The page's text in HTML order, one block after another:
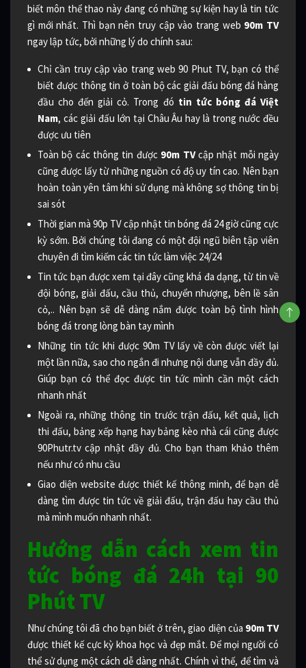
biết môn thể thao này đang có những sự kiện hay là tin tức
gì mới nhất. Thì bạn nên truy cập vào trang web 90m TV
ngay lập tức, bởi những lý do chính sau:
Chỉ cần truy cập vào trang web 90 Phut TV, bạn có thể
biết được thông tin ở toàn bộ các giải đấu bóng đá hàng
đầu cho đến giải cỏ. Trong đó tin tức bóng đá Việt
Nam, các giải đấu lớn tại Châu Âu hay là trong nước đều
được ưu tiên
Toàn bộ các thông tin được 90m TVcập nhật mỗi ngày
cũng được lấy từ những nguồn có độ uy tín cao. Nên bạn
hoàn toàn yên tâm khi sử dụng mà không sợ thông tin bị
sai sót
Thời gian mà 90p TV cập nhật tin bóng đá 24 giờ cũng cực
kỳ sớm. Bởi chúng tôi đang có một đội ngũ biên tập viên
chuyên đi tìm kiếm các tin tức làm việc 24/24
Tin tức bạn được xem tại đây cũng khá đa dạng, từ tin về
đội bóng, giải đấu, cầu thủ, chuyển nhượng, bên lề sân
cỏ,.. Nên bạn sẽ dễ dàng nắm được toàn bộ tình hình
bóng đá trong lòng bàn tay mình
Những tin tức khi được 90m TV lấy về còn được viết lại
một lần nữa, sao cho ngắn đi nhưng nội dung vẫn đầy đủ.
Giúp bạn có thể đọc được tin tức mình cần một cách
nhanh nhất
Ngoài ra, những thông tin trước trận đấu, kết quả, lịch
thi đấu, bảng xếp hạng hay bảng kèo nhà cái cũng được
90Phutr.tv cập nhật đầy đủ. Cho bạn tham khảo thêm
nếu như có nhu cầu
Giao diện website được thiết kế thông minh, để bạn dễ
dàng tìm được tin tức về giải đấu, trận đấu hay cầu thủ
mà mình muốn nhanh nhất.
Hướng dẫn cách xem tin
tức bóng đá 24h tại 90
Phút TV
Như chúng tôi đã cho bạn biết ở trên, giao diện của 90m TV
được thiết kế cực kỳ khoa học và đẹp mắt. Để mọi người có
thể sử dụng một cách dễ dàng nhất. Chính vì thế, để tìm và